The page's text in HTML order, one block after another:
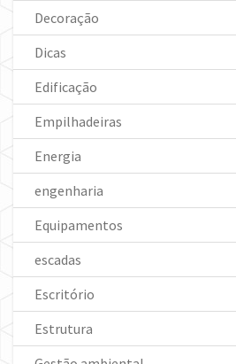
Decoração
Dicas
Edificação
Empilhadeiras
Energia
engenharia
Equipamentos
escadas
Escritório
Estrutura